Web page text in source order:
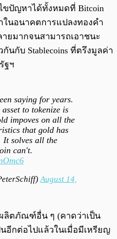
ขปัญหาได้ทั้งหมดที่ Bitcoin
ในอนาคตการแปลงทองคำ
ยมากจนสามารถเอาชนะ
นกับ Stablecoins ที่ตรึงมูลค่า
ฐฯ
saying for years.
to tokenize is
impoves on all the
that gold has
It solves all the
can't.
August 14,
ลิตภัณฑ์อื่น ๆ (คาดว่าเป็น
อีกต่อไปแล้วในเมื่อมีเหรียญ